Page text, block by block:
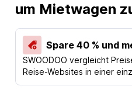
um Mietwagen
Spare 40 % und
SWOODOO vergleicht
Reise-Websites in einer